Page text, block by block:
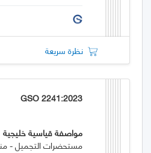
نظرة سريعة
GSO 2241:2023
مواصفة قياسية خليجية
مستحضرات التجميل -